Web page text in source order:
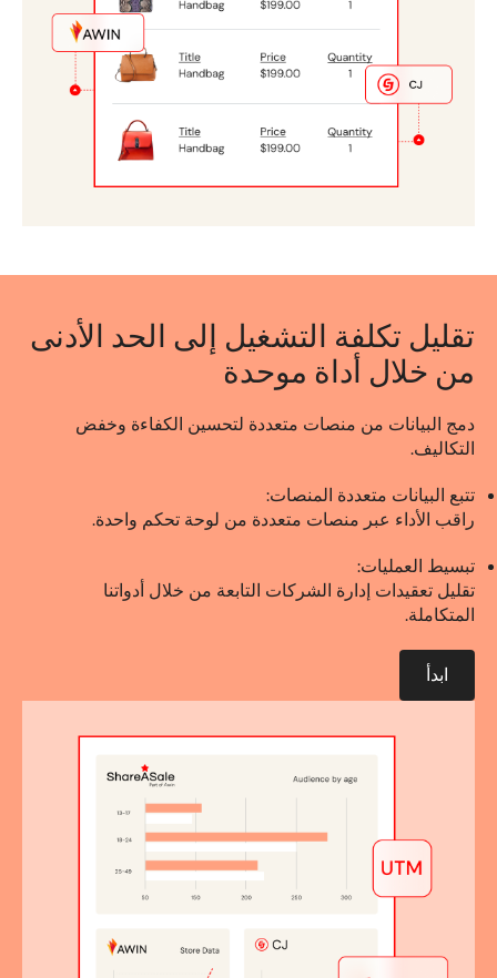
تقليل تكلفة التشغيل إلى الحد الأدنى
من خلال أداة موحدة
دمج البيانات من منصات متعددة لتحسين الكفاءة وخفض
التكاليف.
تتبع البيانات متعددة المنصات:
راقب الأداء عبر منصات متعددة من لوحة تحكم واحدة.
تبسيط العمليات:
تقليل تعقيدات إدارة الشركات التابعة من خلال أدواتنا
المتكاملة.
ابدأ